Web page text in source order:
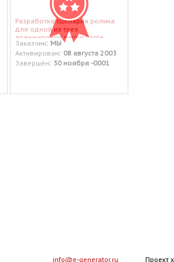
Разработка сценария ролика
для одной из трех
аранжировок песни Jingle
Bells.
Заказчик: МЫ
Активирован: 08 августа 2003
Завершён: 30 ноября -0001
info@e-generator.ru Проект